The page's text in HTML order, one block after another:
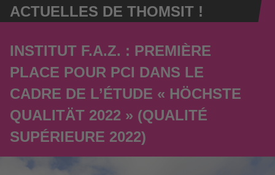
ACTUELLES DE THOMSIT !
INSTITUT F.A.Z. : PREMIÈRE
PLACE POUR PCI DANS LE
CADRE DE L’ÉTUDE « HÖCHSTE
QUALITÄT 2022 » (QUALITÉ
SUPÉRIEURE 2022)